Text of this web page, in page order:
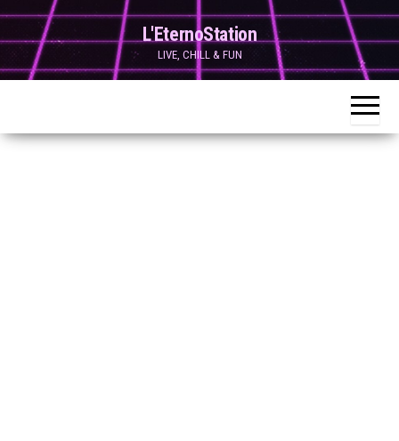
Skip
to
content
L'EternoStation
LIVE, CHILL & FUN